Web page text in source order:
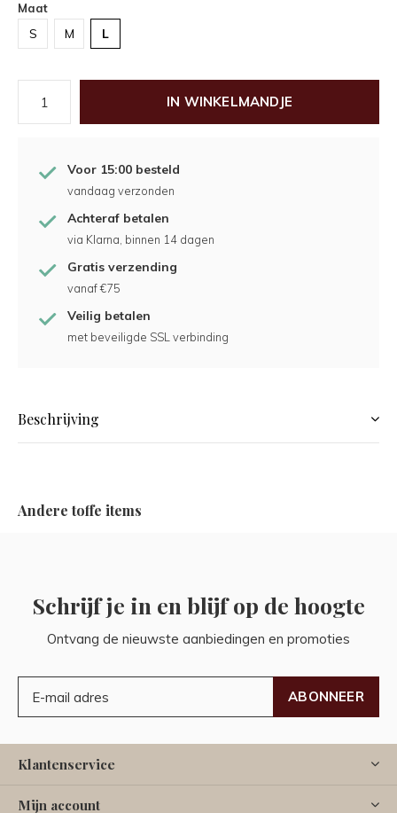
Maat
S M L
IN WINKELMANDJE
Voor 15:00 besteld
vandaag verzonden
Achteraf betalen
via Klarna, binnen 14 dagen
Gratis verzending
vanaf €75
Veilig betalen
met beveiligde SSL verbinding
Beschrijving
Andere toffe items
Schrijf je in en blijf op de hoogte
Ontvang de nieuwste aanbiedingen en promoties
ABONNEER
Klantenservice
Mijn account